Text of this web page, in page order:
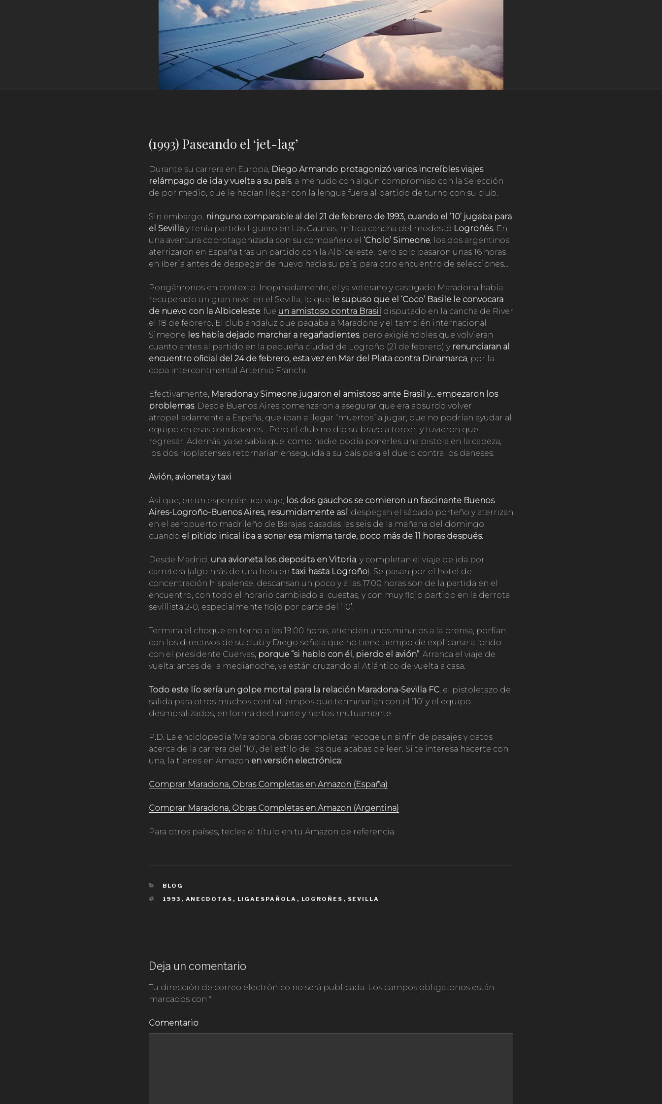
(1993) Paseando el ‘jet-lag’
Durante su carrera en Europa, Diego Armando protagonizó varios increíbles viajes
relámpago de ida y vuelta a su país, a menudo con algún compromiso con la Selección
de por medio, que le hacían llegar con la lengua fuera al partido de turno con su club.
Sin embargo, ninguno comparable al del 21 de febrero de 1993, cuando el ‘10’ jugaba para
el Sevilla y tenía partido liguero en Las Gaunas, mítica cancha del modesto Logroñés. En
una aventura coprotagonizada con su compañero el ‘Cholo’ Simeone, los dos argentinos
aterrizaron en España tras un partido con la Albiceleste, pero solo pasaron unas 16 horas
en Iberia antes de despegar de nuevo hacia su país, para otro encuentro de selecciones…
Pongámonos en contexto. Inopinadamente, el ya veterano y castigado Maradona había
recuperado un gran nivel en el Sevilla, lo que le supuso que el ‘Coco’ Basile le convocara
de nuevo con la Albiceleste: fue un amistoso contra Brasil disputado en la cancha de River
el 18 de febrero. El club andaluz que pagaba a Maradona y el también internacional
Simeone les había dejado marchar a regañadientes, pero exigiéndoles que volvieran
cuanto antes al partido en la pequeña ciudad de Logroño (21 de febrero) y renunciaran al
encuentro oficial del 24 de febrero, esta vez en Mar del Plata contra Dinamarca, por la
copa intercontinental Artemio Franchi.
Efectivamente, Maradona y Simeone jugaron el amistoso ante Brasil y… empezaron los
problemas. Desde Buenos Aires comenzaron a asegurar que era absurdo volver
atropelladamente a España, que iban a llegar “muertos” a jugar, que no podrían ayudar al
equipo en esas condiciones… Pero el club no dio su brazo a torcer, y tuvieron que
regresar. Además, ya se sabía que, como nadie podía ponerles una pistola en la cabeza,
los dos rioplatenses retornarían enseguida a su país para el duelo contra los daneses.
Avión, avioneta y taxi
Así que, en un esperpéntico viaje, los dos gauchos se comieron un fascinante Buenos
Aires-Logroño-Buenos Aires, resumidamente así: despegan el sábado porteño y aterrizan
en el aeropuerto madrileño de Barajas pasadas las seis de la mañana del domingo,
cuando el pitido inical iba a sonar esa misma tarde, poco más de 11 horas después.
Desde Madrid, una avioneta los deposita en Vitoria, y completan el viaje de ida por
carretera (algo más de una hora en taxi hasta Logroño). Se pasan por el hotel de
concentración hispalense, descansan un poco y a las 17.00 horas son de la partida en el
encuentro, con todo el horario cambiado a cuestas, y con muy flojo partido en la derrota
sevillista 2-0, especialmente flojo por parte del ‘10’.
Termina el choque en torno a las 19.00 horas, atienden unos minutos a la prensa, porfían
con los directivos de su club y Diego señala que no tiene tiempo de explicarse a fondo
con el presidente Cuervas, porque “si hablo con él, pierdo el avión”. Arranca el viaje de
vuelta: antes de la medianoche, ya están cruzando al Atlántico de vuelta a casa.
Todo este lío sería un golpe mortal para la relación Maradona-Sevilla FC, el pistoletazo de
salida para otros muchos contratiempos que terminarían con el ‘10’ y el equipo
desmoralizados, en forma declinante y hartos mutuamente.
P.D. La enciclopedia ‘Maradona, obras completas’ recoge un sinfín de pasajes y datos
acerca de la carrera del ‘10’, del estilo de los que acabas de leer. Si te interesa hacerte con
una, la tienes en Amazon en versión electrónica:
Comprar Maradona, Obras Completas en Amazon (España)
Comprar Maradona, Obras Completas en Amazon (Argentina)
Para otros países, teclea el título en tu Amazon de referencia.
CATEGORÍAS
BLOG
ETIQUETAS
1993 , ANECDOTAS , LIGAESPAÑOLA , LOGROÑES , SEVILLA
Deja un comentario
Tu dirección de correo electrónico no será publicada. Los campos obligatorios están
marcados con *
Comentario